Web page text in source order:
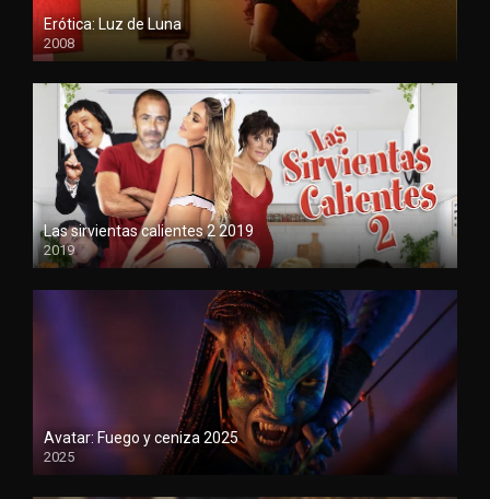
Erótica: Luz de Luna
2008
720
Las sirvientas calientes 2 2019
2019
720
Avatar: Fuego y ceniza 2025
2025
1080P